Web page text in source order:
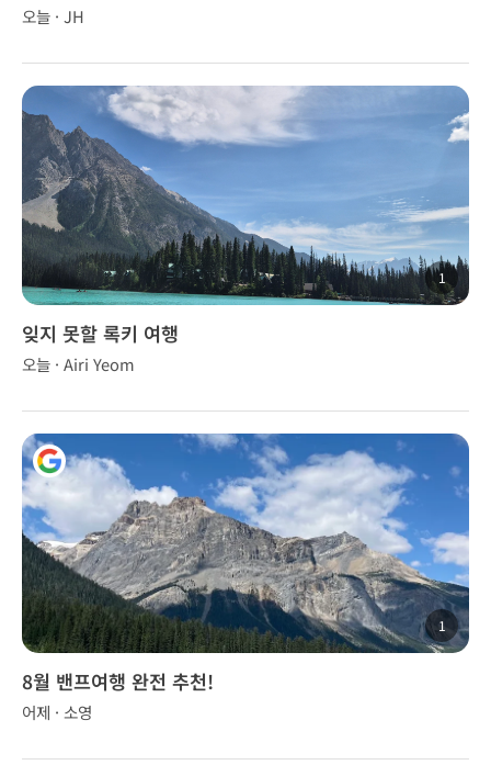
오늘 · JH
1
잊지 못할 록키 여행
오늘 · Airi Yeom
1
8월 밴프여행 완전 추천!
어제 · 소영